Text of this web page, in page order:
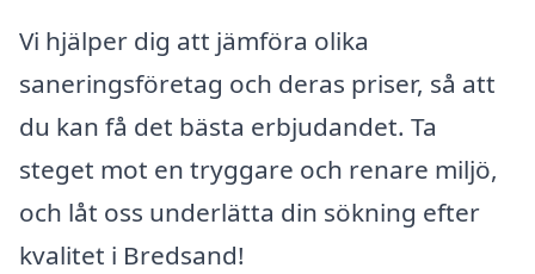
Vi hjälper dig att jämföra olika
saneringsföretag och deras priser, så att
du kan få det bästa erbjudandet. Ta
steget mot en tryggare och renare miljö,
och låt oss underlätta din sökning efter
kvalitet i Bredsand!